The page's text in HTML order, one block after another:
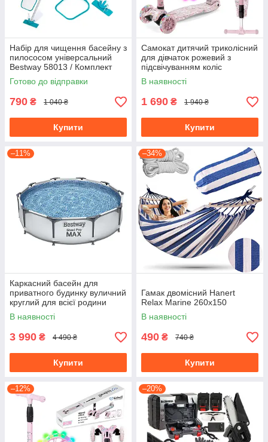
Набір для чищення басейну з
пилососом універсальний
Bestway 58013 / Комплект
для догляду за басейном
Готово до відправки
790 ₴ 1 040 ₴
Купити
Самокат дитячий триколісний
для дівчаток рожевий з
підсвічуванням коліс
складаний Kidwell Vento
Unicorn
В наявності
1 690 ₴ 1 940 ₴
Купити
–11%
Каркасний басейн для
приватного будинку вуличний
круглий для всієї родини
Bestway 56406 Steel Pro MAX
305x76 см
В наявності
3 990 ₴ 4 490 ₴
Купити
–34%
Гамак двомісний Hanert
Relax Marine 260x150
В наявності
490 ₴ 740 ₴
Купити
–12% –20%